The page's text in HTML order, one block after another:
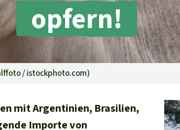
/ istockphoto.com)
opfern!
mit Argentinien, Brasilien,
Importe von